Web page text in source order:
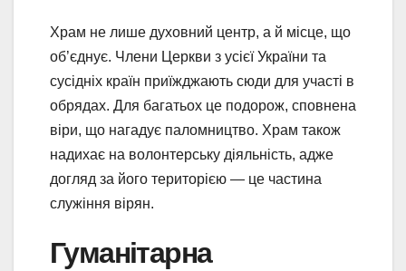
Храм не лише духовний центр, а й місце, що
об’єднує. Члени Церкви з усієї України та
сусідніх країн приїжджають сюди для участі в
обрядах. Для багатьох це подорож, сповнена
віри, що нагадує паломництво. Храм також
надихає на волонтерську діяльність, адже
догляд за його територією — це частина
служіння вірян.
Гуманітарна